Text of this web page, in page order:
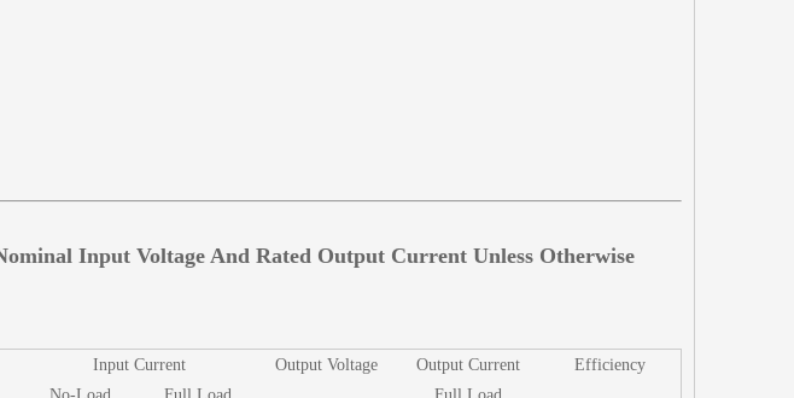
Input Voltage And Rated Output Current Unless Otherwise
Input Current Output Voltage Output Current Efficiency